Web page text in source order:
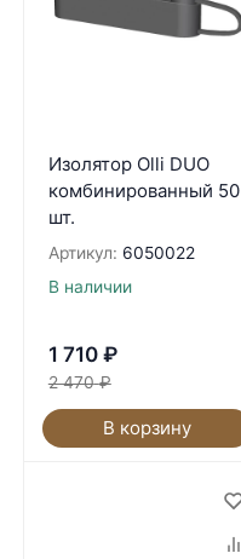
Изолятор Olli DUO
комбинированный 50
шт.
Артикул: 6050022
В наличии
1 710 ₽
2 470 ₽
В корзину